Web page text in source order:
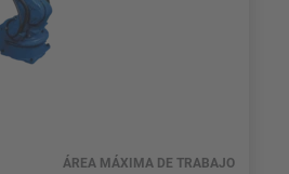
ÁREA MÁXIMA DE TRABAJO